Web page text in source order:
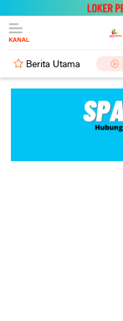
Berita Utama